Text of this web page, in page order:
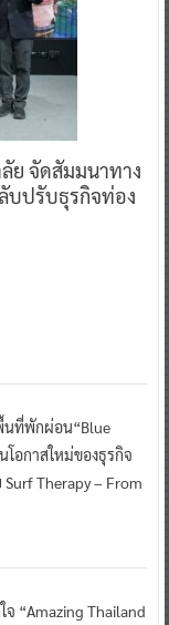
ย จัดสัมมนาทาง
บปรับธุรกิจท่อง
นที่พักผ่อน“Blue
โอกาสใหม่ของธุรกิจ
Surf Therapy – From
จ “Amazing Thailand